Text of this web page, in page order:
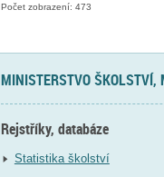
Počet zobrazení: 473
MINISTERSTVO ŠKOLSTVÍ,
Rejstříky, databáze
Statistika školství